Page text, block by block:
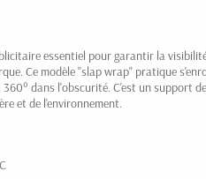
essentiel pour garantir la
Ce modèle "slap wrap" pratique
dans l'obscurité. C'est un support
et de l'environnement.